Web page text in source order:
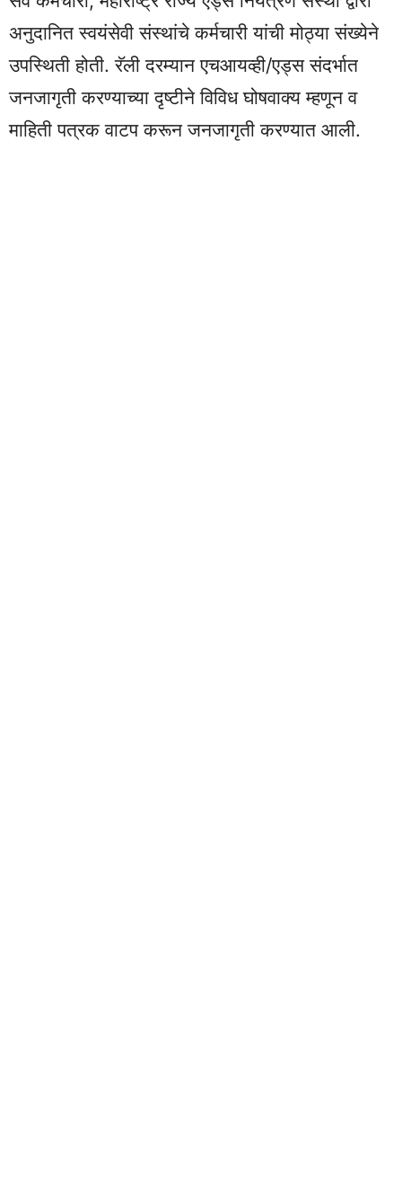
अनुदानित स्वयंसेवी संस्थांचे कर्मचारी यांची मोठ्या संख्येने
उपस्थिती होती. रॅली दरम्यान एचआयव्ही/एड्स संदर्भात
जनजागृती करण्याच्या दृष्टीने विविध घोषवाक्य म्हणून व
माहिती पत्रक वाटप करून जनजागृती करण्यात आली.